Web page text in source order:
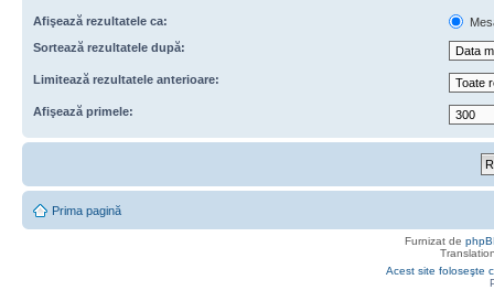
Afişează rezultatele ca:
Sortează rezultatele după:
Limitează rezultatele anterioare:
Afişează primele:
Prima pagină
Furnizat de
Acest site foloseşte